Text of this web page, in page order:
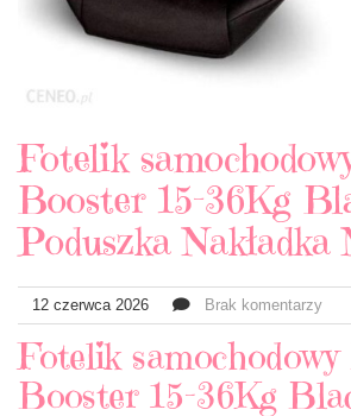
Fotelik
Booster 15-36Kg
Poduszka Nakładka
12 czerwca 2026 Brak komentarzy
Fotelik samochodowy
Booster 15-36Kg